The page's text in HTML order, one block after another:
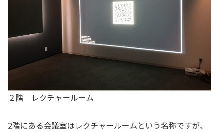
２階 レクチャールーム
2階にある会議室はレクチャールームという名称ですが、